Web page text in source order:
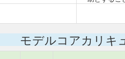
モデルコアカリキ